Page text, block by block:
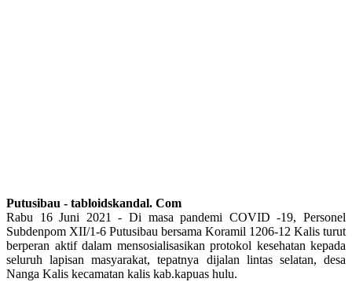
Putusibau - tabloidskandal. Com
Rabu 16 Juni 2021 - Di masa pandemi COVID -19, Personel
Subdenpom XII/1-6 Putusibau bersama Koramil 1206-12 Kalis turut
berperan aktif dalam mensosialisasikan protokol kesehatan kepada
seluruh lapisan masyarakat, tepatnya dijalan lintas selatan, desa
Nanga Kalis kecamatan kalis kab.kapuas hulu.